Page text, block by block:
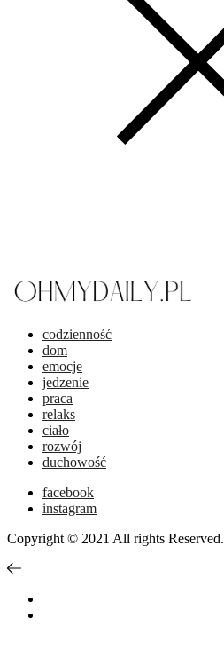
codzienność
dom
emocje
jedzenie
praca
relaks
ciało
rozwój
duchowość
facebook
instagram
Copyright © 2021 All rights Reserved.